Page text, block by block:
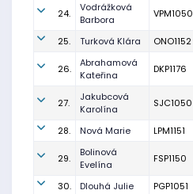
24.
Vodrážková
Barbora
VPM1050
25. Turková Klára ONO1152
26.
Abrahamová
Kateřina
DKP1176
27.
Jakubcová
Karolína
SJC1050
28. Nová Marie LPM1151
29.
Bolinová
Evelína
FSP1150
30. Dlouhá Julie PGP1051